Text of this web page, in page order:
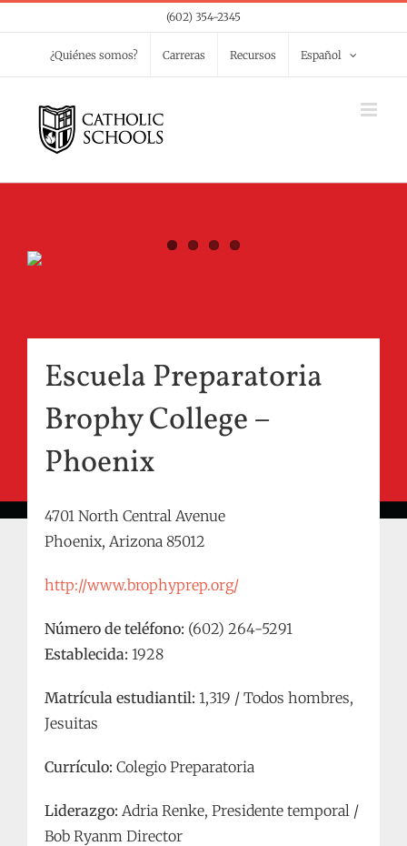
to
content
(602) 354-2345
¿Quiénes somos? Carreras Recursos Español
Escuela Preparatoria
Brophy College –
Phoenix
4701 North Central Avenue
Phoenix, Arizona 85012
http://www.brophyprep.org/
Número de teléfono: (602) 264-5291
Establecida: 1928
Matrícula estudiantil: 1,319 / Todos hombres,
Jesuitas
Currículo: Colegio Preparatoria
Liderazgo: Adria Renke, Presidente temporal /
Bob Ryanm Director